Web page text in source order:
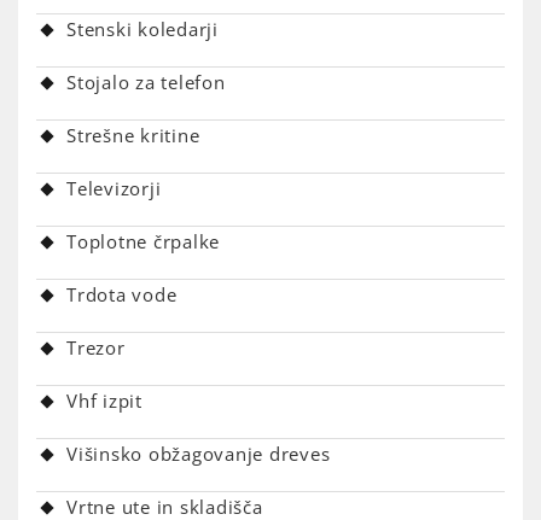
Stenski koledarji
Stojalo za telefon
Strešne kritine
Televizorji
Toplotne črpalke
Trdota vode
Trezor
Vhf izpit
Višinsko obžagovanje dreves
Vrtne ute in skladišča